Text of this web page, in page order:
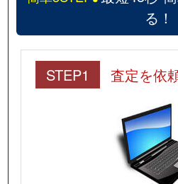
る！
STEP1 査定を依